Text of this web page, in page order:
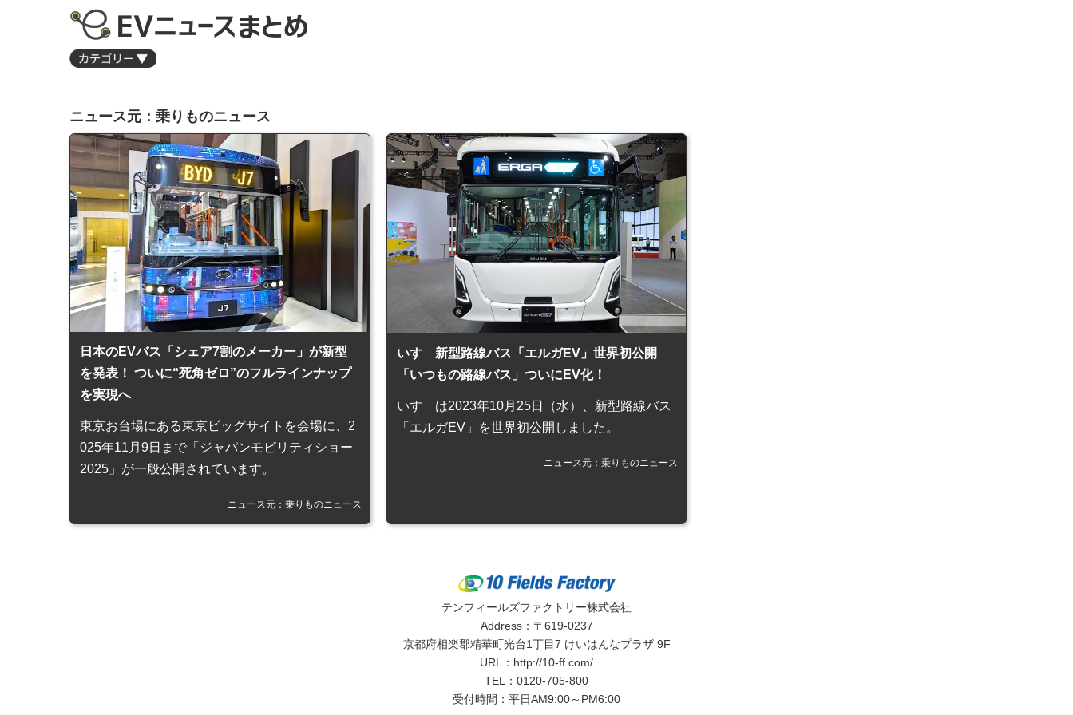
ニュース元：乗りものニュース
日本のEVバス「シェア7割のメーカー」が新型
を発表！ ついに“死角ゼロ”のフルラインナップ
を実現へ
東京お台場にある東京ビッグサイトを会場に、2
025年11月9日まで「ジャパンモビリティショー
2025」が一般公開されています。
ニュース元：乗りものニュース
いすゞ新型路線バス「エルガEV」世界初公開
「いつもの路線バス」ついにEV化！
いすゞは2023年10月25日（水）、新型路線バス
「エルガEV」を世界初公開しました。
ニュース元：乗りものニュース
テンフィールズファクトリー株式会社
Address：〒619-0237
京都府相楽郡精華町光台1丁目7 けいはんなプラザ 9F
URL： http://10-ff.com/
TEL： 0120-705-800
受付時間：平日AM9:00～PM6:00